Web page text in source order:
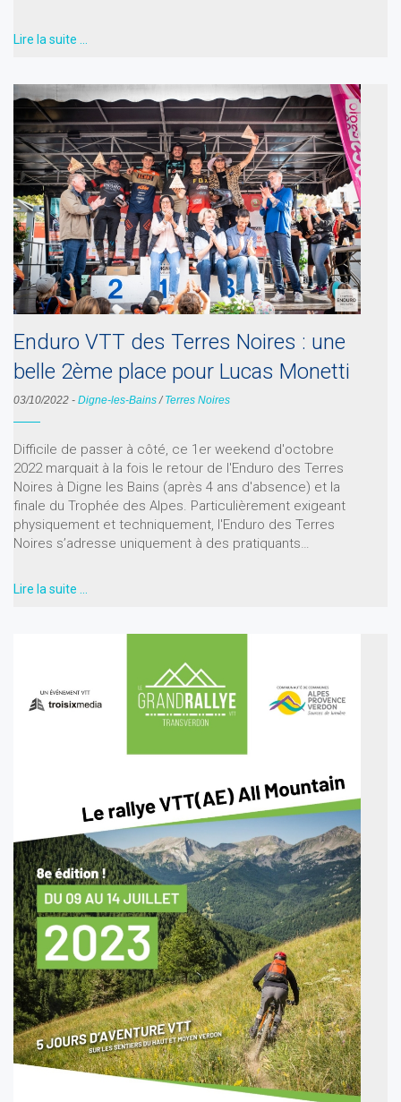
Lire la suite …
Enduro VTT des Terres Noires : une
belle 2ème place pour Lucas Monetti
03/10/2022 - Digne-les-Bains/ Terres Noires
Difficile de passer à côté, ce 1er weekend d'octobre
2022 marquait à la fois le retour de l'Enduro des Terres
Noires à Digne les Bains (après 4 ans d'absence) et la
finale du Trophée des Alpes. Particulièrement exigeant
physiquement et techniquement, l'Enduro des Terres
Noires s’adresse uniquement à des pratiquants…
Lire la suite …